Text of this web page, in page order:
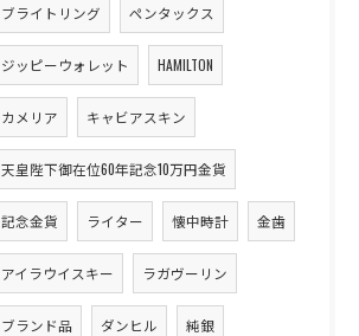
ブライトリング ペンタックス
ジッピーウォレット HAMILTON
カメリア キャビアスキン
天皇陛下御在位60年記念10万円金貨
記念金貨 ライター 懐中時計 金歯
アイラウイスキー ラガヴーリン
ブランド品 ダンヒル 純銀